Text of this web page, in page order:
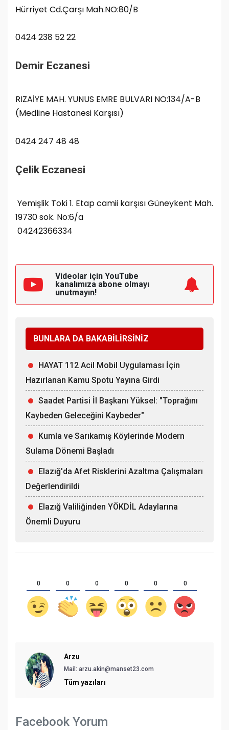
Hürriyet Cd.Çarşı Mah.NO:80/B
0424 238 52 22
Demir Eczanesi
RIZAİYE MAH. YUNUS EMRE BULVARI NO:134/A-B
(Medline Hastanesi Karşısı)
0424 247 48 48
Çelik Eczanesi
Yemişlik Toki 1. Etap camii karşısı Güneykent Mah.
19730 sok. No:6/a
04242366334
Videolar için YouTube
kanalımıza abone olmayı
unutmayın!
BUNLARA DA BAKABİLİRSİNİZ
HAYAT 112 Acil Mobil Uygulaması İçin
Hazırlanan Kamu Spotu Yayına Girdi
Saadet Partisi İl Başkanı Yüksel: "Toprağını
Kaybeden Geleceğini Kaybeder"
Kumla ve Sarıkamış Köylerinde Modern
Sulama Dönemi Başladı
Elazığ'da Afet Risklerini Azaltma Çalışmaları
Değerlendirildi
Elazığ Valiliğinden YÖKDİL Adaylarına
Önemli Duyuru
0 0 0 0 0 0
Arzu
Mail: arzu.akin@manset23.com
Tüm yazıları
Facebook Yorum